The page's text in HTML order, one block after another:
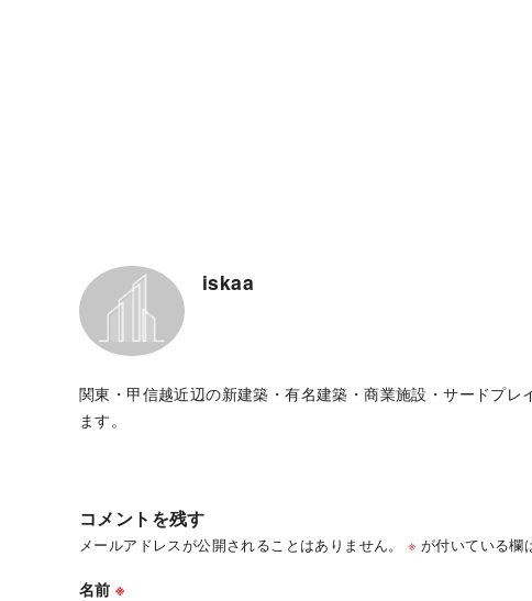
iskaa
関東・甲信越近辺の新建築・有名建築・商業施設・サードプ
ます。
コメントを残す
メールアドレスが公開されることはありません。 ※ が付いている欄
名前※